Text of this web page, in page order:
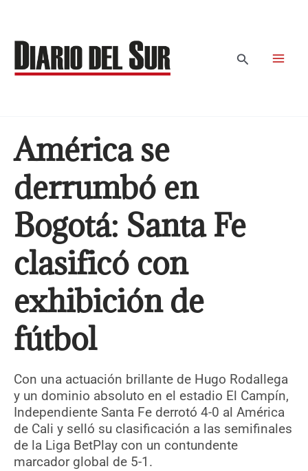
contenido
Buscar
América se
derrumbó en
Bogotá: Santa Fe
clasificó con
exhibición de
fútbol
Con una actuación brillante de Hugo Rodallega
y un dominio absoluto en el estadio El Campín,
Independiente Santa Fe derrotó 4-0 al América
de Cali y selló su clasificación a las semifinales
de la Liga BetPlay con un contundente
marcador global de 5-1.